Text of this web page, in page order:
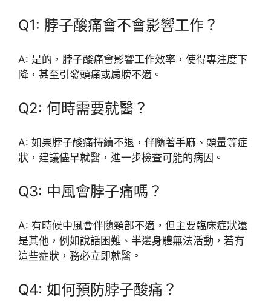
Q1: 脖子酸痛會不會影響工作？
A: 是的，脖子酸痛會影響工作效率，使得專注度下
降，甚至引發頭痛或肩膀不適。
Q2: 何時需要就醫？
A: 如果脖子酸痛持續不退，伴隨著手麻、頭暈等症
狀，建議儘早就醫，進一步檢查可能的病因。
Q3: 中風會脖子痛嗎？
A: 有時候中風會伴隨頸部不適，但主要臨床症狀還
是其他，例如說話困難、半邊身體無法活動，若有
這些症狀，務必立即就醫。
Q4: 如何預防脖子酸痛？